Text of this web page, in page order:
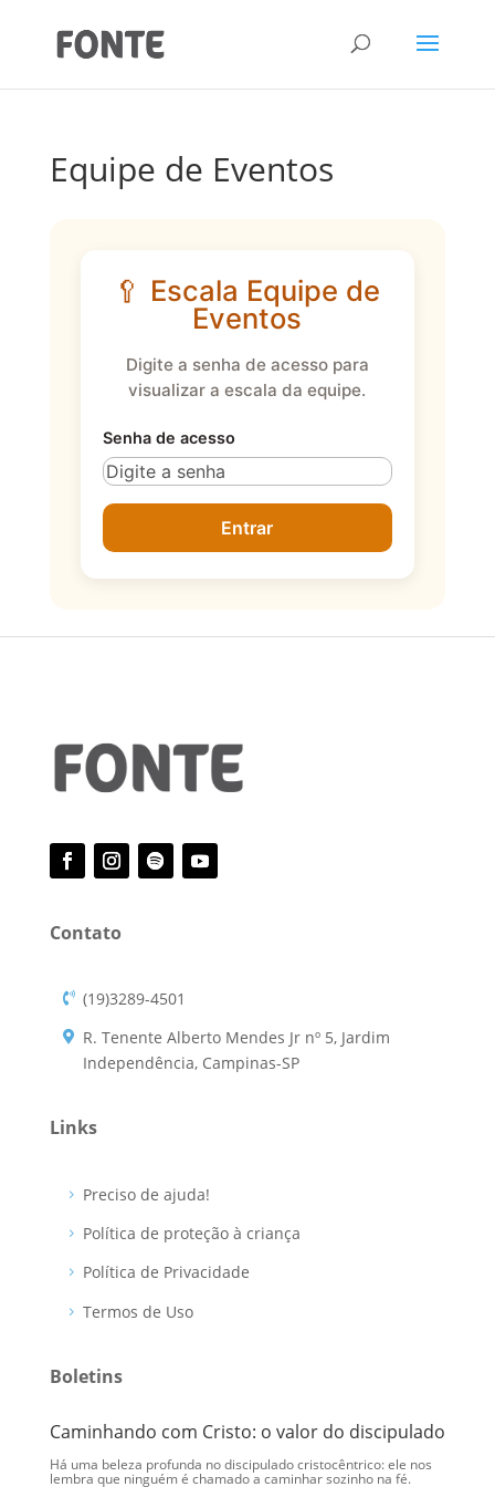
Equipe de Eventos
🥄 Escala Equipe de
Eventos
Digite a senha de acesso para
visualizar a escala da equipe.
Senha de acesso
Entrar
Contato
(19)3289-4501
R. Tenente Alberto Mendes Jr nº 5, Jardim
Independência, Campinas-SP
Links
Preciso de ajuda!
Política de proteção à criança
Política de Privacidade
Termos de Uso
Boletins
Caminhando com Cristo: o valor do discipulado
Há uma beleza profunda no discipulado cristocêntrico: ele nos
lembra que ninguém é chamado a caminhar sozinho na fé.